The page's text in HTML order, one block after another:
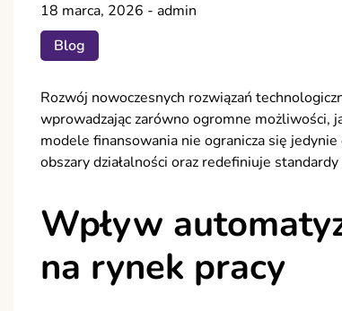
18 marca, 2026 - admin
Blog
Rozwój nowoczesnych rozwiązań
wprowadzając zarówno ogromne możliwości,
modele finansowania nie ogranicza się
obszary działalności oraz redefiniuje
Wpływ
na rynek pracy